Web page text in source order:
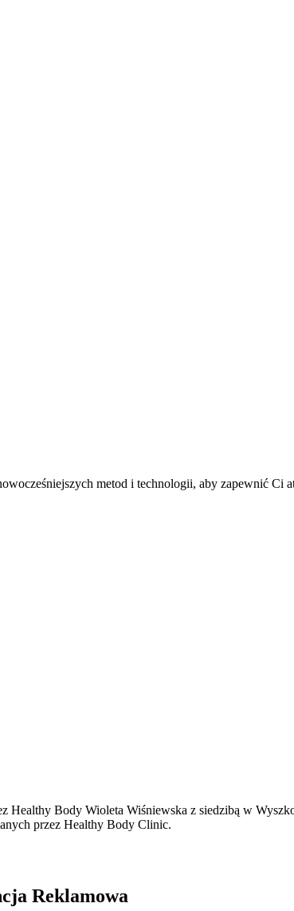
metod i technologii, aby zapewnić
Healthy Body Wioleta Wiśniewska z siedzibą w
przez Healthy Body Clinic.
Reklamowa